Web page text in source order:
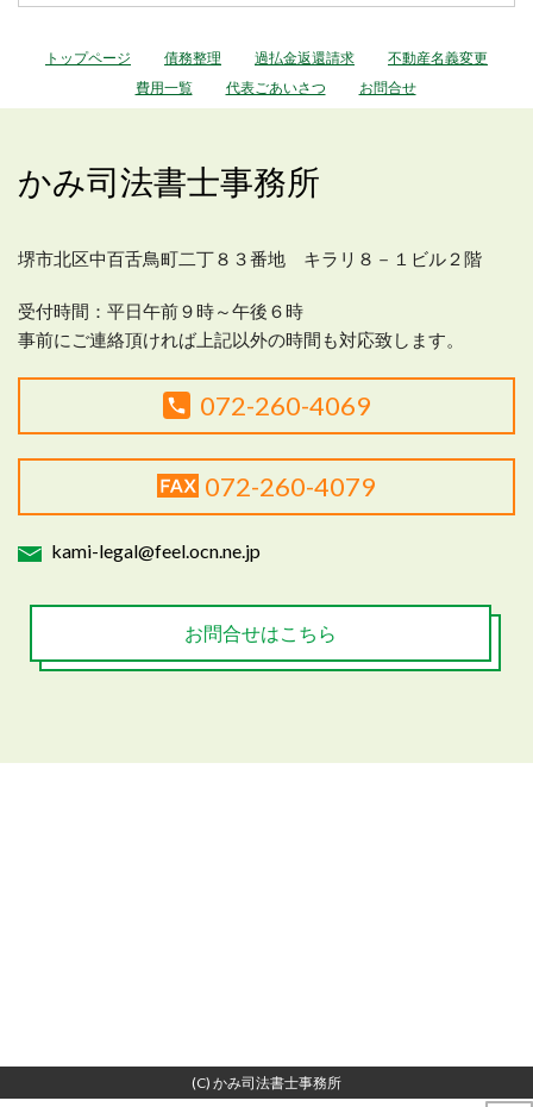
トップページ 債務整理 過払金返還請求
不動産名義変更
費用一覧
代表ごあいさつ お問合せ
かみ司法書士事務所
堺市北区中百舌鳥町二丁８３番地 キラリ８－１ビル２階
受付時間：平日午前９時～午後６時
事前にご連絡頂ければ上記以外の時間も対応致します。
072-260-4069
072-260-4079
kami-legal@feel.ocn.ne.jp
お問合せはこちら
(C) かみ司法書士事務所